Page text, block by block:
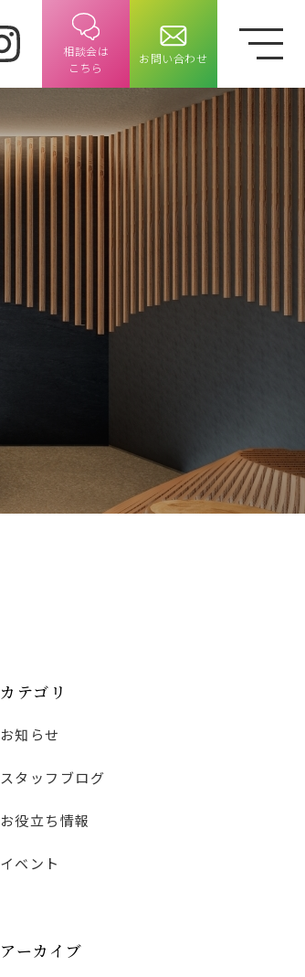
相談会は
​​​​​​​こちら
お問い合わせ
カテゴリ
お知らせ
スタッフブログ
お役立ち情報
イベント
アーカイブ